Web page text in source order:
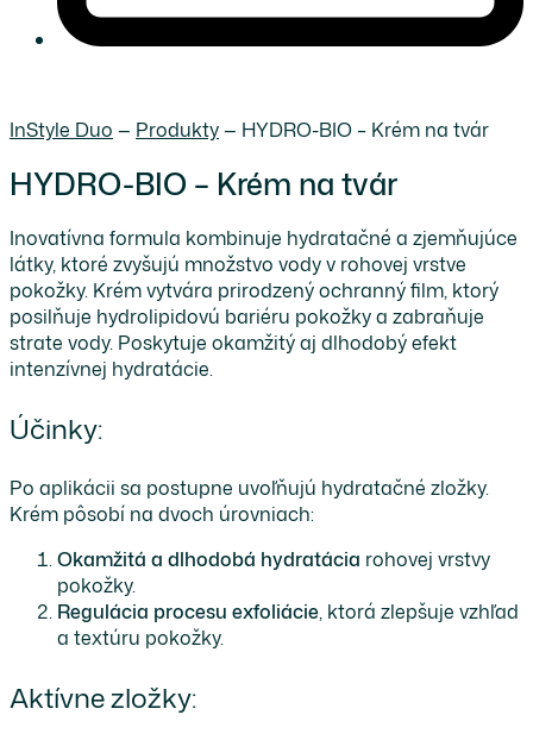
InStyle Duo — Produkty— HYDRO-BIO – Krém na tvár
HYDRO-BIO – Krém na tvár
Inovatívna formula kombinuje hydratačné a zjemňujúce
látky, ktoré zvyšujú množstvo vody v rohovej vrstve
pokožky. Krém vytvára prirodzený ochranný film, ktorý
posilňuje hydrolipidovú bariéru pokožky a zabraňuje
strate vody. Poskytuje okamžitý aj dlhodobý efekt
intenzívnej hydratácie.
Účinky:
Po aplikácii sa postupne uvoľňujú hydratačné zložky.
Krém pôsobí na dvoch úrovniach:
Okamžitá a dlhodobá hydratácia rohovej vrstvy
pokožky.
Regulácia procesu exfoliácie, ktorá zlepšuje vzhľad
a textúru pokožky.
Aktívne zložky: